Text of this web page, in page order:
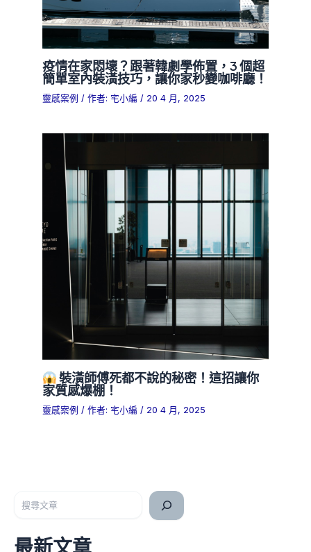
疫情在家悶壞？跟著韓劇學佈置，3 個超
簡單室內裝潢技巧，讓你家秒變咖啡廳！
靈感案例 / 作者: 宅小編 / 20 4 月, 2025
裝潢師傅死都不說的秘密！這招讓你
家質感爆棚！
靈感案例 / 作者: 宅小編 / 20 4 月, 2025
最新文章